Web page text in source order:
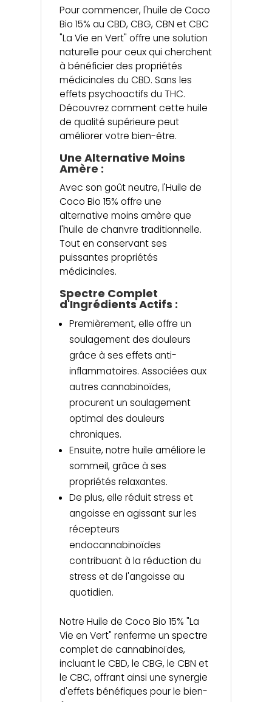
Pour commencer, l'huile de Coco
Bio 15% au CBD, CBG, CBN et CBC
"La Vie en Vert" offre une solution
naturelle pour ceux qui cherchent
à bénéficier des propriétés
médicinales du CBD. Sans les
effets psychoactifs du THC.
Découvrez comment cette huile
de qualité supérieure peut
améliorer votre bien-être.
Une Alternative Moins
Amère :
Avec son goût neutre, l'Huile de
Coco Bio 15% offre une
alternative moins amère que
l'huile de chanvre traditionnelle.
Tout en conservant ses
puissantes propriétés
médicinales.
Spectre Complet
d'Ingrédients Actifs :
Premièrement, elle offre un
soulagement des douleurs
grâce à ses effets anti-
inflammatoires. Associées aux
autres cannabinoïdes,
procurent un soulagement
optimal des douleurs
chroniques.
Ensuite, notre huile améliore le
sommeil, grâce à ses
propriétés relaxantes.
De plus, elle réduit stress et
angoisse en agissant sur les
récepteurs
endocannabinoïdes
contribuant à la réduction du
stress et de l'angoisse au
quotidien.
Notre Huile de Coco Bio 15% "La
Vie en Vert" renferme un spectre
complet de cannabinoïdes,
incluant le CBD, le CBG, le CBN et
le CBC, offrant ainsi une synergie
d'effets bénéfiques pour le bien-